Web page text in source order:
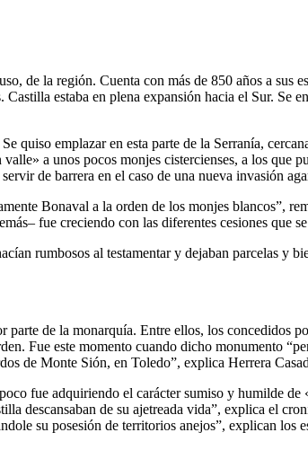
de la región. Cuenta con más de 850 años a sus
estaba en plena expansión hacia el Sur. Se
quiso emplazar en esta parte de la Serranía,
a unos pocos monjes cistercienses, a los que
de barrera en el caso de una nueva invasión
Bonaval a la orden de los monjes blancos”,
fue creciendo con las diferentes cesiones que
rumbosos al testamentar y dejaban parcelas y
de la monarquía. Entre ellos, los
Fue este momento cuando dicho monumento
de Monte Sión, en Toledo”, explica Herrera
fue adquiriendo el carácter sumiso y humilde de
descansaban de su ajetreada vida”, explica el
su posesión de territorios anejos”, explican los